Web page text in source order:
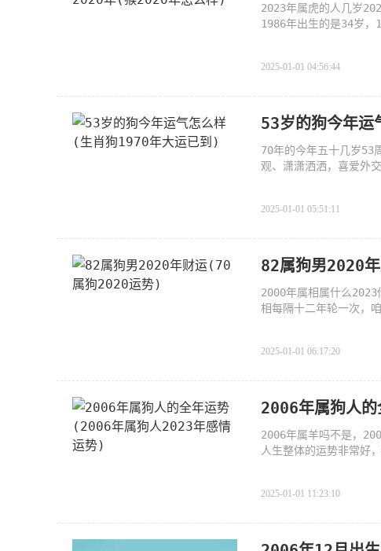
2023年属虎的人几岁
1986年出生的是34岁，
2025-01-01 04:56:44
53岁的狗今年
70年的今年五十几岁53
观、潇潇洒洒，喜爱外
2025-01-01 05:51:11
82属狗男2020
2000年属相属什么
相每隔十二年轮一次，
2025-01-01 06:17:20
2006年属狗人
2006年属羊吗不是，
人生整体的运势非常好
2025-01-01 11:23:10